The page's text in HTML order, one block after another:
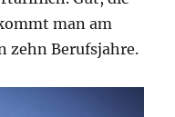
man am
zehn Berufsjahre.